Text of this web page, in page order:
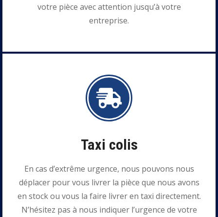
votre pièce avec attention jusqu’à votre
entreprise.
Taxi colis
En cas d’extrême urgence, nous pouvons nous
déplacer pour vous livrer la pièce que nous avons
en stock ou vous la faire livrer en taxi directement.
N’hésitez pas à nous indiquer l’urgence de votre